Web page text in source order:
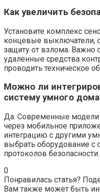
Как увеличить
Установите комплекс
концевые выключатели,
защиту от взлома. Важно
удалённые средства
проводить техническое
Можно ли
систему умного
Да. Современные
через мобильное
интеграцию с другими
выбрать оборудование
протоколов безопасности.
0
Понравилась статья?
Вам также может быть